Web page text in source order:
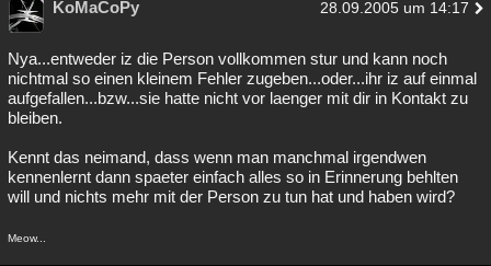
Übersichten
Lesenswert Schlüsselwörter
KoMaCoPy 28.09.2005 um 14:17
Nya...entweder iz die Person vollkommen stur und kann noch
nichtmal so einen kleinem Fehler zugeben...oder...ihr iz auf einmal
aufgefallen...bzw...sie hatte nicht vor laenger mit dir in Kontakt zu
bleiben.
Kennt das neimand, dass wenn man manchmal irgendwen
kennenlernt dann spaeter einfach alles so in Erinnerung behlten
will und nichts mehr mit der Person zu tun hat und haben wird?
Meow...